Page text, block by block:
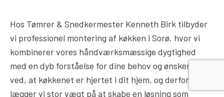
Hos Tømrer & Snedkermester Kenneth Birk tilbyder
vi professionel montering af køkken i Sorø, hvor vi
kombinerer vores håndværksmæssige dygtighed
med en dyb forståelse for dine behov og ønsker. Vi
ved, at køkkenet er hjertet i dit hjem, og derfor
lægger vi stor vægt på at skabe en løsning som